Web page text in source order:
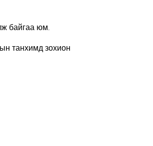
байгаа юм.
танхимд зохион